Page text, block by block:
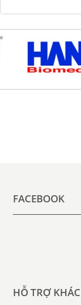
FACEBOOK
HỖ TRỢ